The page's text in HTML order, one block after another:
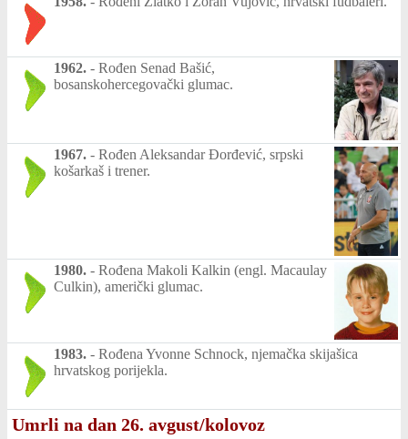
1962. - Rođen Senad Bašić,
bosanskohercegovački glumac.
1967. - Rođen Aleksandar Đorđević, srpski
košarkaš i trener.
1980. - Rođena Makoli Kalkin (engl. Macaulay
Culkin), američki glumac.
1983. - Rođena Yvonne Schnock, njemačka skijašica
hrvatskog porijekla.
Umrli na dan 26. avgust/kolovoz